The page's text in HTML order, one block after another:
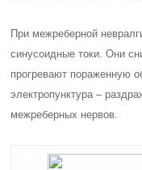
При межреберной
синусоидные токи. Они
прогревают пораженную
электропунктура –
межреберных нервов.